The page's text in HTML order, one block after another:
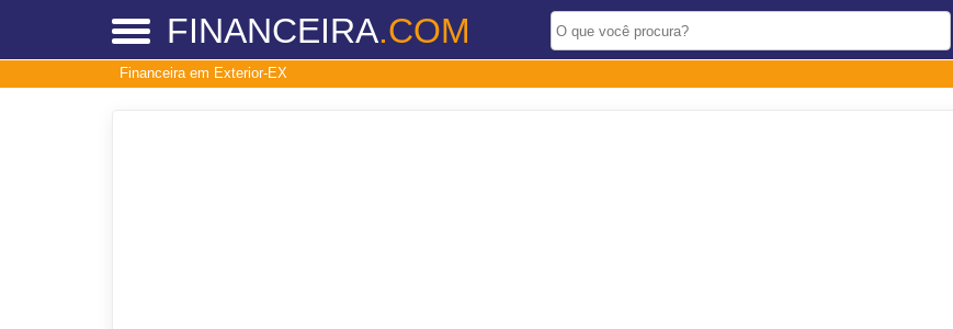
FINANCEIRA.COM
Financeira em Exterior-EX